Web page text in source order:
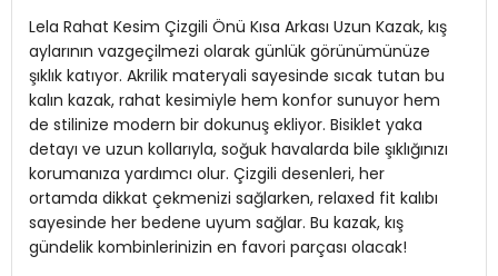
Desen:Çizgili
Mevsim:Kışlık
Materyal:Akrilik
Yaka Tipi:Bisiklet Yaka
Kol Tipi:Uzun Kol
Kalınlık:Kalın
Lela Rahat Kesim Çizgili Önü Kısa Arkası Uzun Kazak, kış
aylarının vazgeçilmezi olarak günlük görünümünüze
şıklık katıyor. Akrilik materyali sayesinde sıcak tutan bu
kalın kazak, rahat kesimiyle hem konfor sunuyor hem
de stilinize modern bir dokunuş ekliyor. Bisiklet yaka
detayı ve uzun kollarıyla, soğuk havalarda bile şıklığınızı
korumanıza yardımcı olur. Çizgili desenleri, her
ortamda dikkat çekmenizi sağlarken, relaxed fit kalıbı
sayesinde her bedene uyum sağlar. Bu kazak, kış
gündelik kombinlerinizin en favori parçası olacak!